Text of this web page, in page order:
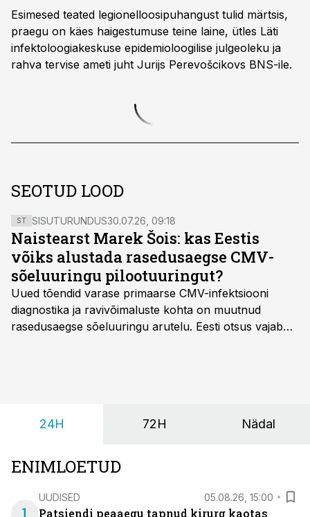
Esimesed teated legionelloosipuhangust tulid märtsis,
praegu on käes haigestumuse teine laine, ütles Läti
infektoloogiakeskuse epidemioloogilise julgeoleku ja
rahva tervise ameti juht Jurijs Perevošcikovs BNS-ile.
SEOTUD LOOD
ST SISUTURUNDUS30.07.26, 09:18
Naistearst Marek Šois: kas Eestis
võiks alustada rasedusaegse CMV-
sõeluuringu pilootuuringut?
Uued tõendid varase primaarse CMV-infektsiooni
diagnostika ja ravivõimaluste kohta on muutnud
rasedusaegse sõeluuringu arutelu. Eesti otsus vajab
24H 72H Nädal
ENIMLOETUD
UUDISED 05.08.26, 15:00
Patsiendi peaaegu tapnud kirurg kaotas